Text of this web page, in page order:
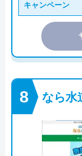
キャンペーン
なら水